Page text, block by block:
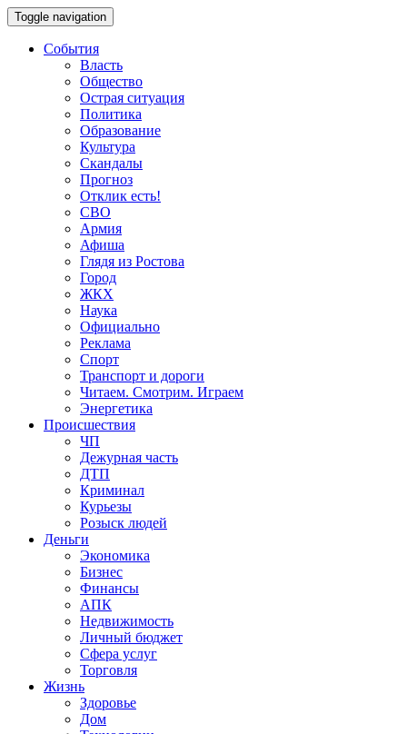
Toggle navigation
События
Власть
Общество
Острая ситуация
Политика
Образование
Культура
Скандалы
Прогноз
Отклик есть!
СВО
Армия
Афиша
Глядя из Ростова
Город
ЖКХ
Наука
Официально
Реклама
Спорт
Транспорт и дороги
Читаем. Смотрим. Играем
Энергетика
Происшествия
ЧП
Дежурная часть
ДТП
Криминал
Курьезы
Розыск людей
Деньги
Экономика
Бизнес
Финансы
АПК
Недвижимость
Личный бюджет
Сфера услуг
Торговля
Жизнь
Здоровье
Дом